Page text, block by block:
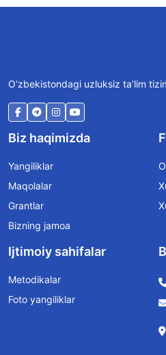
O‘zbekistondagi uzluksiz ta’lim
Biz haqimizda
Yangiliklar
Maqolalar
Grantlar
Bizning jamoa
Ijtimoiy sahifalar
Metodikalar
Foto yangiliklar